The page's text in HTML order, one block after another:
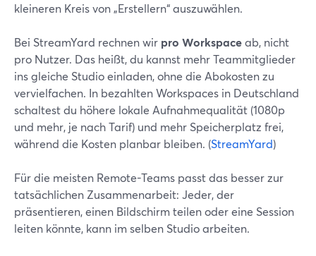
kleineren Kreis von „Erstellern“ auszuwählen.
Bei StreamYard rechnen wir pro Workspaceab, nicht
pro Nutzer. Das heißt, du kannst mehr Teammitglieder
ins gleiche Studio einladen, ohne die Abokosten zu
vervielfachen. In bezahlten Workspaces in Deutschland
schaltest du höhere lokale Aufnahmequalität (1080p
und mehr, je nach Tarif) und mehr Speicherplatz frei,
während die Kosten planbar bleiben. (StreamYard)
Für die meisten Remote-Teams passt das besser zur
tatsächlichen Zusammenarbeit: Jeder, der
präsentieren, einen Bildschirm teilen oder eine Session
leiten könnte, kann im selben Studio arbeiten.